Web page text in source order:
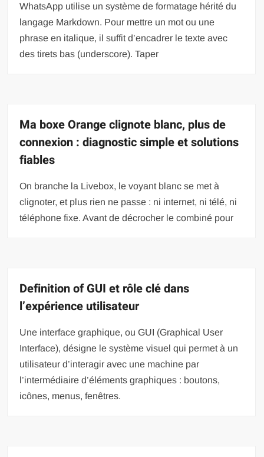
WhatsApp utilise un système de formatage hérité du
langage Markdown. Pour mettre un mot ou une
phrase en italique, il suffit d’encadrer le texte avec
des tirets bas (underscore). Taper
Ma boxe Orange clignote blanc, plus de
connexion : diagnostic simple et solutions
fiables
On branche la Livebox, le voyant blanc se met à
clignoter, et plus rien ne passe : ni internet, ni télé, ni
téléphone fixe. Avant de décrocher le combiné pour
Definition of GUI et rôle clé dans
l’expérience utilisateur
Une interface graphique, ou GUI (Graphical User
Interface), désigne le système visuel qui permet à un
utilisateur d’interagir avec une machine par
l’intermédiaire d’éléments graphiques : boutons,
icônes, menus, fenêtres.